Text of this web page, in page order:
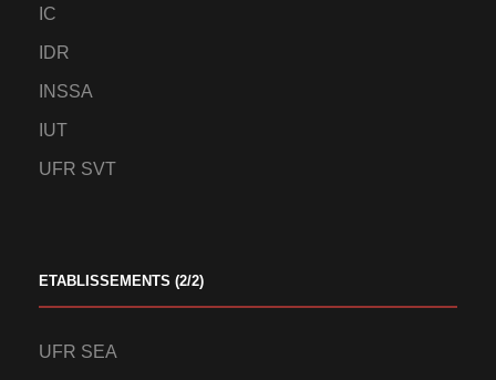
IC
IDR
INSSA
IUT
UFR SVT
ETABLISSEMENTS (2/2)
UFR SEA